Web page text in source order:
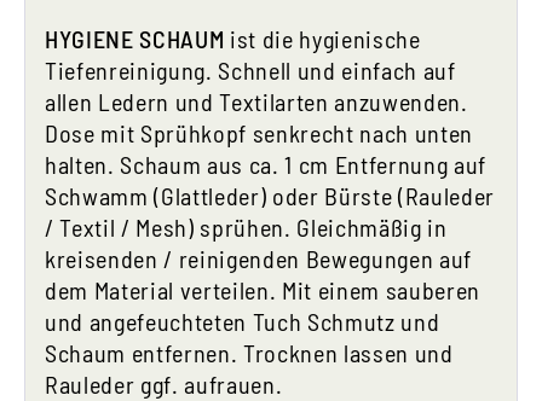
HYGIENE SCHAUM ist die hygienische
Tiefenreinigung. Schnell und einfach auf
allen Ledern und Textilarten anzuwenden.
Dose mit Sprühkopf senkrecht nach unten
halten. Schaum aus ca. 1 cm Entfernung auf
Schwamm (Glattleder) oder Bürste (Rauleder
/ Textil / Mesh) sprühen. Gleichmäßig in
kreisenden / reinigenden Bewegungen auf
dem Material verteilen. Mit einem sauberen
und angefeuchteten Tuch Schmutz und
Schaum entfernen. Trocknen lassen und
Rauleder ggf. aufrauen.